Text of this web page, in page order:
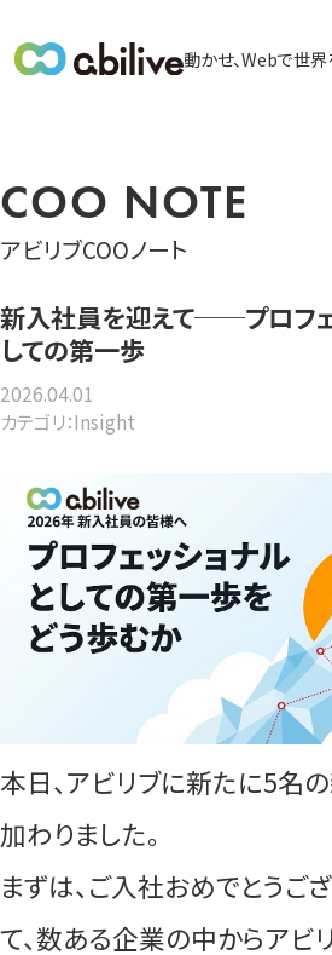
動かせ、Webで世界
メ
ニ
ュ
ー
COO NOTE
アビリブCOOノート
新入社員を迎えて──プロフ
しての第一歩
2026.04.01
カテゴリ：Insight
本日、アビリブに新たに5名
加わりました。
まずは、ご入社おめでとうご
て、数ある企業の中からアビ